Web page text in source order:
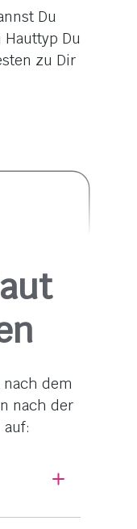
Du
Du
zu Dir
dem
nach der